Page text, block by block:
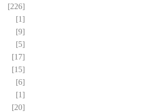
[226]
[1]
[9]
[5]
[17]
[15]
[6]
[1]
[20]